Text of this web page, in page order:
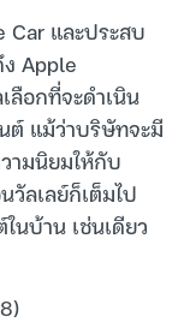
Car และประสบ
Apple
ลือกที่จะดำเนิน
ต์ แม้ว่าบริษัทจะมี
ามนิยมให้กับ
ลเลย์ก็เต็มไป
นบ้าน เช่นเดียว